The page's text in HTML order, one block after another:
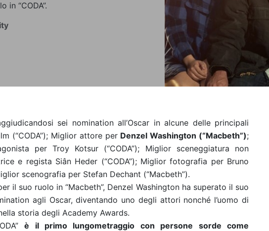
in “CODA”.
sei nomination all’Oscar in alcune delle principali
(“CODA”); Miglior attore per Denzel Washington (“Macbeth”);
per Troy Kotsur (“CODA”); Miglior sceneggiatura non
e regista Siân Heder (“CODA”); Miglior fotografia per Bruno
scenografia per Stefan Dechant (“Macbeth”).
il suo ruolo in “Macbeth”, Denzel Washington ha superato il suo
agli Oscar, diventando uno degli attori nonché l’uomo di
storia degli Academy Awards.
è il primo lungometraggio con persone sorde come